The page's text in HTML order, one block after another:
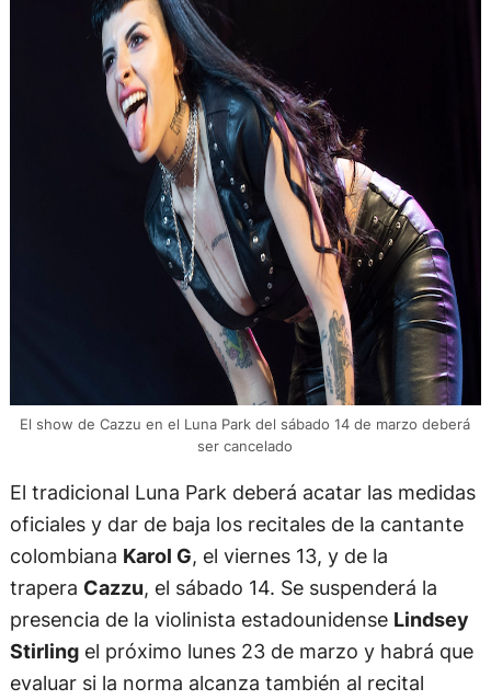
El show de Cazzu en el Luna Park del sábado 14 de marzo deberá
ser cancelado
El tradicional Luna Park deberá acatar las medidas
oficiales y dar de baja los recitales de la cantante
colombiana Karol G, el viernes 13, y de la
trapera Cazzu, el sábado 14. Se suspenderá la
presencia de la violinista estadounidense Lindsey
Stirlingel próximo lunes 23 de marzo y habrá que
evaluar si la norma alcanza también al recital